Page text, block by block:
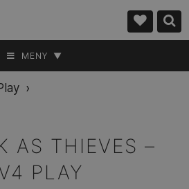
MENY ▼
›
AS THIEVES –
PLAY